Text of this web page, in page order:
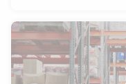
- Type de bail :
- Durée : 3/6/9 ans
- Préavis : 6 mois
- Fiscalité : TVA